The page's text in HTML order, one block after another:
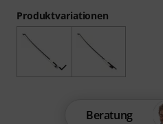
Produktvariationen
Beratung